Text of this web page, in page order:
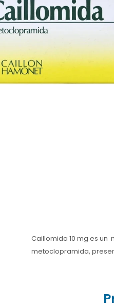
Caillomida 10 mg es
metoclopramida,